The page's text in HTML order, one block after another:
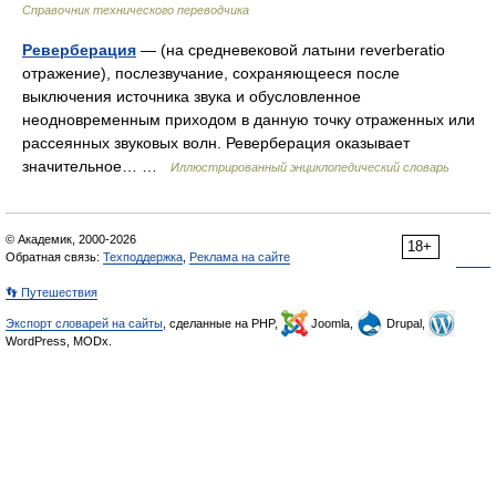
Справочник технического переводчика
Реверберация — (на средневековой латыни reverberatio
отражение), послезвучание, сохраняющееся после
выключения источника звука и обусловленное
неодновременным приходом в данную точку отраженных или
рассеянных звуковых волн. Реверберация оказывает
значительное… …
Иллюстрированный энциклопедический словарь
18+
© Академик, 2000-2026
Обратная связь: Техподдержка Реклама на сайте
👣 Путешествия
Экспорт словарей на сайты , сделанные на PHP, Joomla,
Drupal,
WordPress, MODx.